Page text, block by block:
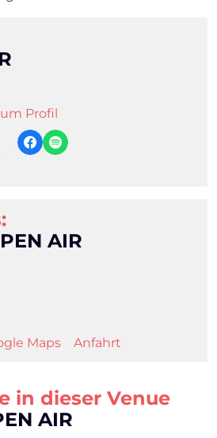
Profil
AIR
Maps Anfahrt
in dieser Venue
AIR